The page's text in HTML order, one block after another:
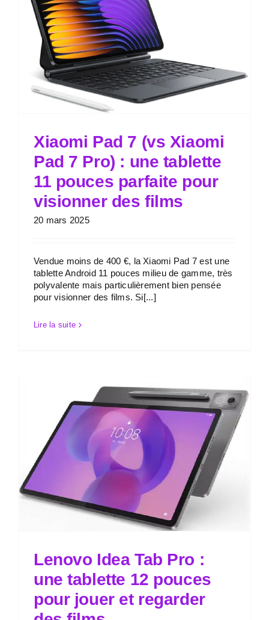
Xiaomi Pad 7 (vs Xiaomi
Pad 7 Pro) : une tablette
11 pouces parfaite pour
visionner des films
20 mars 2025
Vendue moins de 400 €, la Xiaomi Pad 7 est une
tablette Android 11 pouces milieu de gamme, très
polyvalente mais particulièrement bien pensée
pour visionner des films. Si[...]
Lire la suite
Lenovo Idea Tab Pro :
une tablette 12 pouces
pour jouer et regarder